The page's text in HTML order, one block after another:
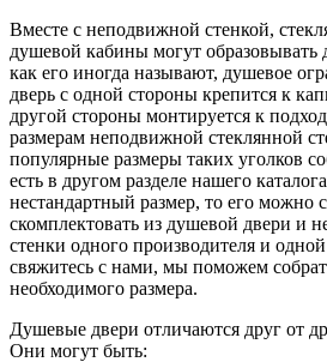
Вместе с неподвижной стенкой,
душевой кабины могут образовывать
как его иногда называют, душевое
дверь с одной стороны крепится к
другой стороны монтируется к
размерам неподвижной стеклянной
популярные размеры таких уголков
есть в другом разделе нашего
нестандартный размер, то его можно
скомплектовать из душевой двери и
стенки одного производителя и
свяжитесь с нами, мы поможем
необходимого размера.
Душевые двери отличаются друг от
Они могут быть: